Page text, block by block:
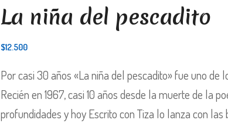
La niña del pescadito
$12.500
Por casi 30 años «La niña del pescadito» fue uno
Recién en 1967, casi 10 años desde la muerte de la
profundidades y hoy Escrito con Tiza lo lanza con